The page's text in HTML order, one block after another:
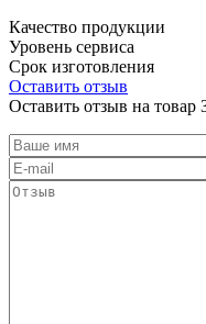
Качество продукции
Уровень сервиса
Срок изготовления
Оставить отзыв
Оставить отзыв на товар